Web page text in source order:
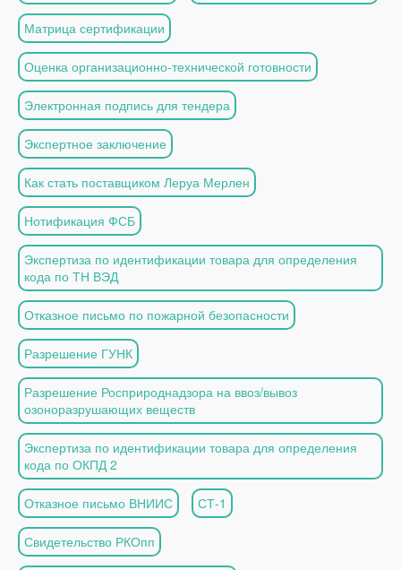
Матрица сертификации
Оценка организационно-технической готовности
Электронная подпись для тендера
Экспертное заключение
Как стать поставщиком Леруа Мерлен
Нотификация ФСБ
Экспертиза по идентификации товара для определения
кода по ТН ВЭД
Отказное письмо по пожарной безопасности
Разрешение ГУНК
Разрешение Росприроднадзора на ввоз/вывоз
озоноразрушающих веществ
Экспертиза по идентификации товара для определения
кода по ОКПД 2
Отказное письмо ВНИИС СТ-1
Свидетельство РКОпп